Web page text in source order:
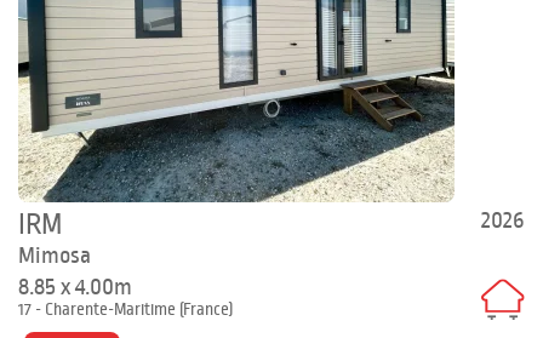
2026
IRM
Mimosa
8.85 x 4.00m
17 - Charente-Maritime (France)